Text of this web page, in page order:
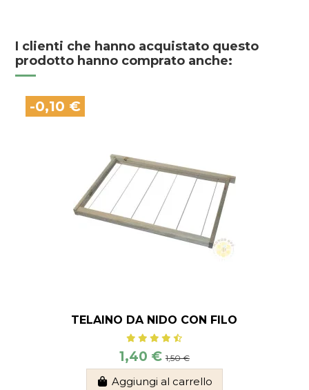
I clienti che hanno acquistato questo
prodotto hanno comprato anche:
-0,10 €
TELAINO DA NIDO CON FILO
1,40 € 1,50 €
Aggiungi al carrello